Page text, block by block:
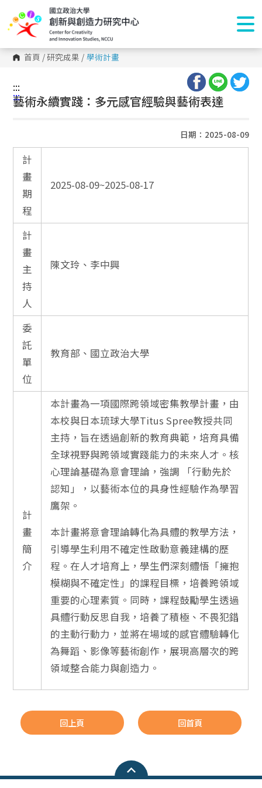
首頁 /研究成果 / 學術計畫
:::
:::
藝術永續實踐：多元感官經驗與藝術表達
日期：2025-08-09
計
畫
期
程
2025-08-09~2025-08-17
計
畫
主
持
人
陳文玲、李中興
委
託
單
位
教育部、國立政治大學
計
畫
簡
介
本計畫為一項國際跨領域密集教學計畫，由
本校與日本琉球大學Titus Spree教授共同
主持，旨在透過創新的教育典範，培育具備
全球視野與跨領域實踐能力的未來人才。核
心理論基礎為意會理論，強調 「行動先於
認知」，以藝術本位的具身性經驗作為學習
鷹架。
本計畫將意會理論轉化為具體的教學方法，
引導學生利用不確定性啟動意義建構的歷
程。在人才培育上，學生們深刻體悟「擁抱
模糊與不確定性」的課程目標，培養跨領域
重要的心理素質。同時，課程鼓勵學生透過
具體行動反思自我，培養了積極、不畏犯錯
的主動行動力，並將在場域的感官體驗轉化
為舞蹈、影像等藝術創作，展現高層次的跨
領域整合能力與創造力。
回上頁 回首頁